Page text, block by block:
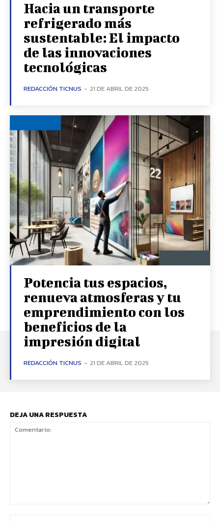
Hacia un transporte
refrigerado más
sustentable: El impacto
de las innovaciones
tecnológicas
REDACCIÓN TICNUS - 21 DE ABRIL DE 2025
Potencia tus espacios,
renueva atmosferas y tu
emprendimiento con los
beneficios de la
impresión digital
REDACCIÓN TICNUS - 21 DE ABRIL DE 2025
DEJA UNA RESPUESTA